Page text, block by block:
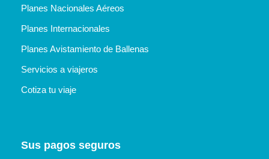
Planes Nacionales Aéreos
Planes Internacionales
Planes Avistamiento de Ballenas
Servicios a viajeros
Cotiza tu viaje
Sus pagos seguros